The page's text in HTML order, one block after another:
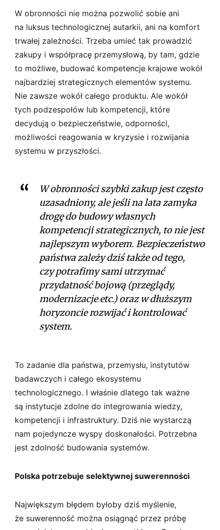
W obronności nie można pozwolić sobie ani
na luksus technologicznej autarkii, ani na komfort
trwałej zależności. Trzeba umieć tak prowadzić
zakupy i współpracę przemysłową, by tam, gdzie
to możliwe, budować kompetencje krajowe wokół
najbardziej strategicznych elementów systemu.
Nie zawsze wokół całego produktu. Ale wokół
tych podzespołów lub kompetencji, które
decydują o bezpieczeństwie, odporności,
możliwości reagowania w kryzysie i rozwijania
systemu w przyszłości.
W obronności szybki zakup jest często
uzasadniony, ale jeśli na lata zamyka
drogę do budowy własnych
kompetencji strategicznych, to nie jest
najlepszym wyborem. Bezpieczeństwo
państwa zależy dziś także od tego,
czy potrafimy sami utrzymać
przydatność bojową (przeglądy,
modernizacje etc.) oraz w dłuższym
horyzoncie rozwijać i kontrolować
system.
To zadanie dla państwa, przemysłu, instytutów
badawczych i całego ekosystemu
technologicznego. I właśnie dlatego tak ważne
są instytucje zdolne do integrowania wiedzy,
kompetencji i infrastruktury. Dziś nie wystarczą
nam pojedyncze wyspy doskonałości. Potrzebna
jest zdolność budowania systemów.
Polska potrzebuje selektywnej suwerenności
Największym błędem byłoby dziś myślenie,
że suwerenność można osiągnąć przez próbę